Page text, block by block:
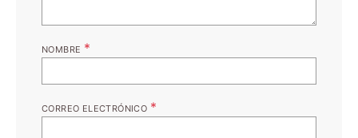
NOMBRE *
CORREO ELECTRÓNICO *